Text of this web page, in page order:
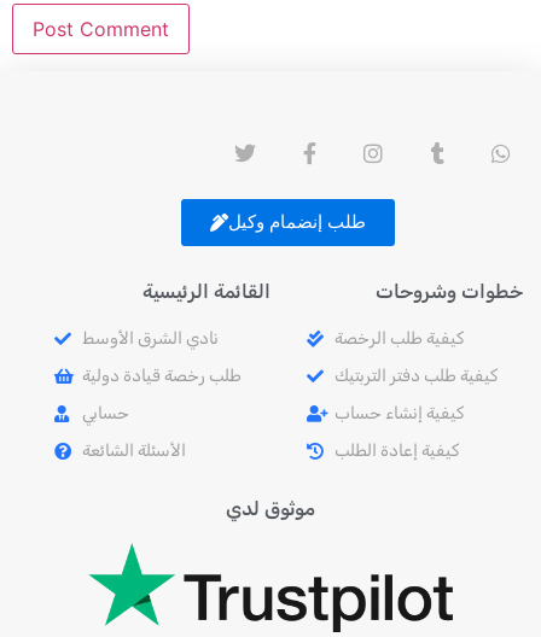
طلب إنضمام وكيل
القائمة الرئيسية
نادي الشرق الأوسط
طلب رخصة قيادة دولية
حسابي
الأسئلة الشائعة
خطوات وشروحات
كيفية طلب الرخصة
كيفية طلب دفتر التربتيك
كيفية إنشاء حساب
كيفية إعادة الطلب
موثوق لدي